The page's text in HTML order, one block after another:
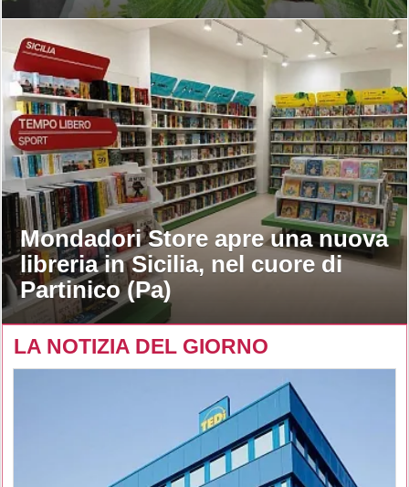
Mondadori Store apre una nuova
libreria in Sicilia, nel cuore di
Partinico (Pa)
LA NOTIZIA DEL GIORNO